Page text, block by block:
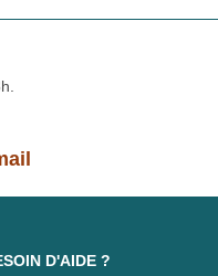
D'AIDE ?